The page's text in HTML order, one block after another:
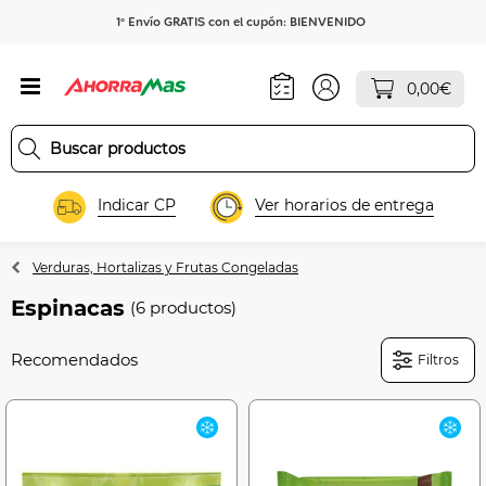
1º Envío GRATIS con el cupón: BIENVENIDO
0,00€
Indicar CP Ver horarios de entrega
Verduras, Hortalizas y Frutas Congeladas
Espinacas (6 productos)
Filtros